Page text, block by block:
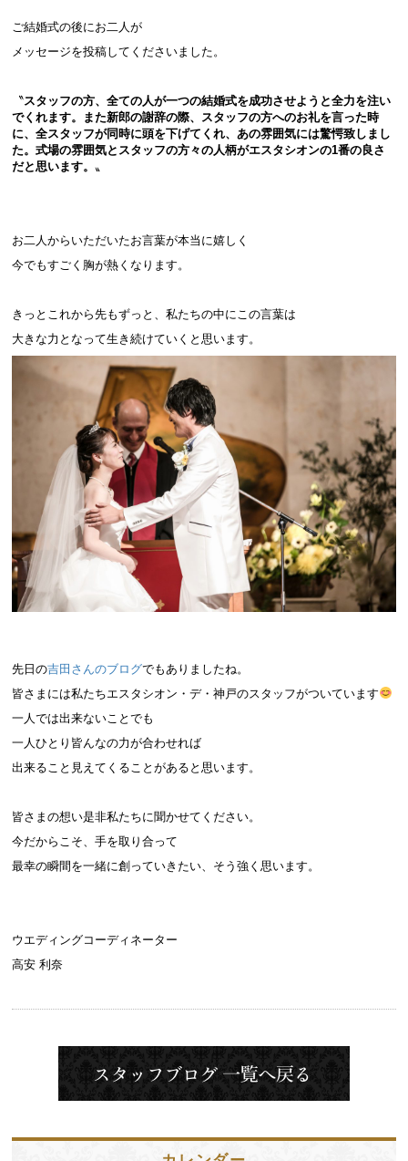
ご結婚式の後にお二人が
メッセージを投稿してくださいました。
〝スタッフの方、全ての人が一つの結婚式を成功させようと全力を注い
でくれます。また新郎の謝辞の際、スタッフの方へのお礼を言った時
に、全スタッフが同時に頭を下げてくれ、あの雰囲気には驚愕致しまし
た。式場の雰囲気とスタッフの方々の人柄がエスタシオンの1番の良さ
だと思います。〟
お二人からいただいたお言葉が本当に嬉しく
今でもすごく胸が熱くなります。
きっとこれから先もずっと、私たちの中にこの言葉は
大きな力となって生き続けていくと思います。
先日の吉田さんのブログでもありましたね。
皆さまには私たちエスタシオン・デ・神戸のスタッフがついています
一人では出来ないことでも
一人ひとり皆んなの力が合わせれば
出来ること見えてくることがあると思います。
皆さまの想い是非私たちに聞かせてください。
今だからこそ、手を取り合って
最幸の瞬間を一緒に創っていきたい、そう強く思います。
ウエディングコーディネーター
高安 利奈